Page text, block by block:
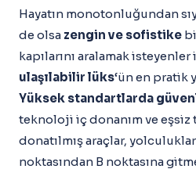
Hayatın monotonluğundan
de olsa zengin ve sofistike
kapılarını aralamak
ulaşılabilir lüks‘ün en pratik
Yüksek standartlarda
teknoloji iç donanım ve eşsiz
donatılmış araçlar,
noktasından B noktasına